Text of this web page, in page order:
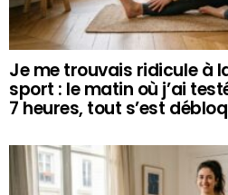
Je me trouvais ridicule à
sport : le matin où j’ai
7 heures, tout s’est